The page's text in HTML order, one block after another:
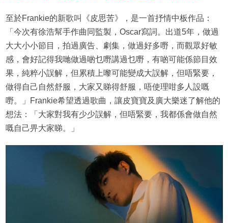
至於Frankie的新歌叫《皮思苦》，是一首抒情中板作品：
「今次有徐浩幫手作曲同監製，Oscar寫詞。出道5年，做過
大大小小節目，拍過廣告、劇集，做過好多嘢，而觀眾好敏
感，會好記得我哋做過啲乜嘢講過乜嘢，有啲可能係節目效
果，純粹小誤解，但累積上嚟可能變成大誤解，但唔緊要，
做得自己自然舒服，大家又睇得舒服，唔使理咁多人設嘅
嘢。」Frankie希望透過歌曲，讓皮寶寶及廣大樂迷了解他的
想法：「大家對我有少少誤解，但唔緊要，我都係會做自然
嘅自己畀大家睇。」